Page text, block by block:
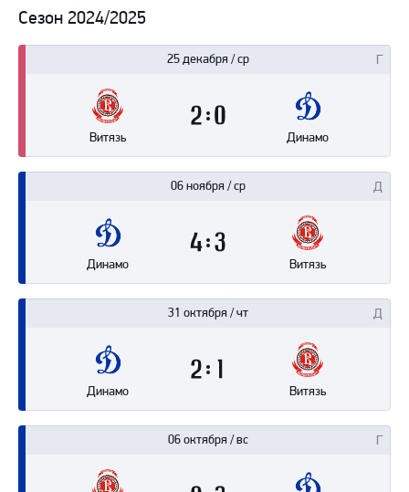
Сезон 2024/2025
25 декабря / ср
Витязь
2
Динамо
0
06 ноября / ср
Динамо
4
Витязь
3
31 октября / чт
Динамо
2
Витязь
06 октября / вс